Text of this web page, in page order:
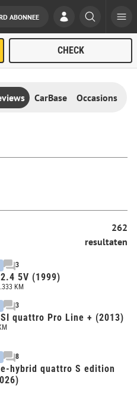
ABONNEE
CarBase Occasions
262
resultaten
3
5V (1999)
KM
3
quattro Pro Line + (2013)
8
hybrid quattro S edition